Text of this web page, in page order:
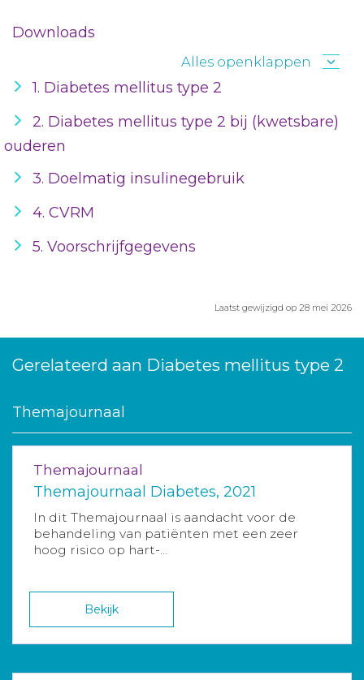
Downloads
Alles openklappen
1. Diabetes mellitus type 2
2. Diabetes mellitus type 2 bij (kwetsbare)
ouderen
3. Doelmatig insulinegebruik
4. CVRM
5. Voorschrijfgegevens
Laatst gewijzigd op 28 mei 2026
Gerelateerd aan Diabetes mellitus type 2
Themajournaal
Themajournaal
Themajournaal Diabetes, 2021
In dit Themajournaal is aandacht voor de
behandeling van patiënten met een zeer
hoog risico op hart-...
Bekijk